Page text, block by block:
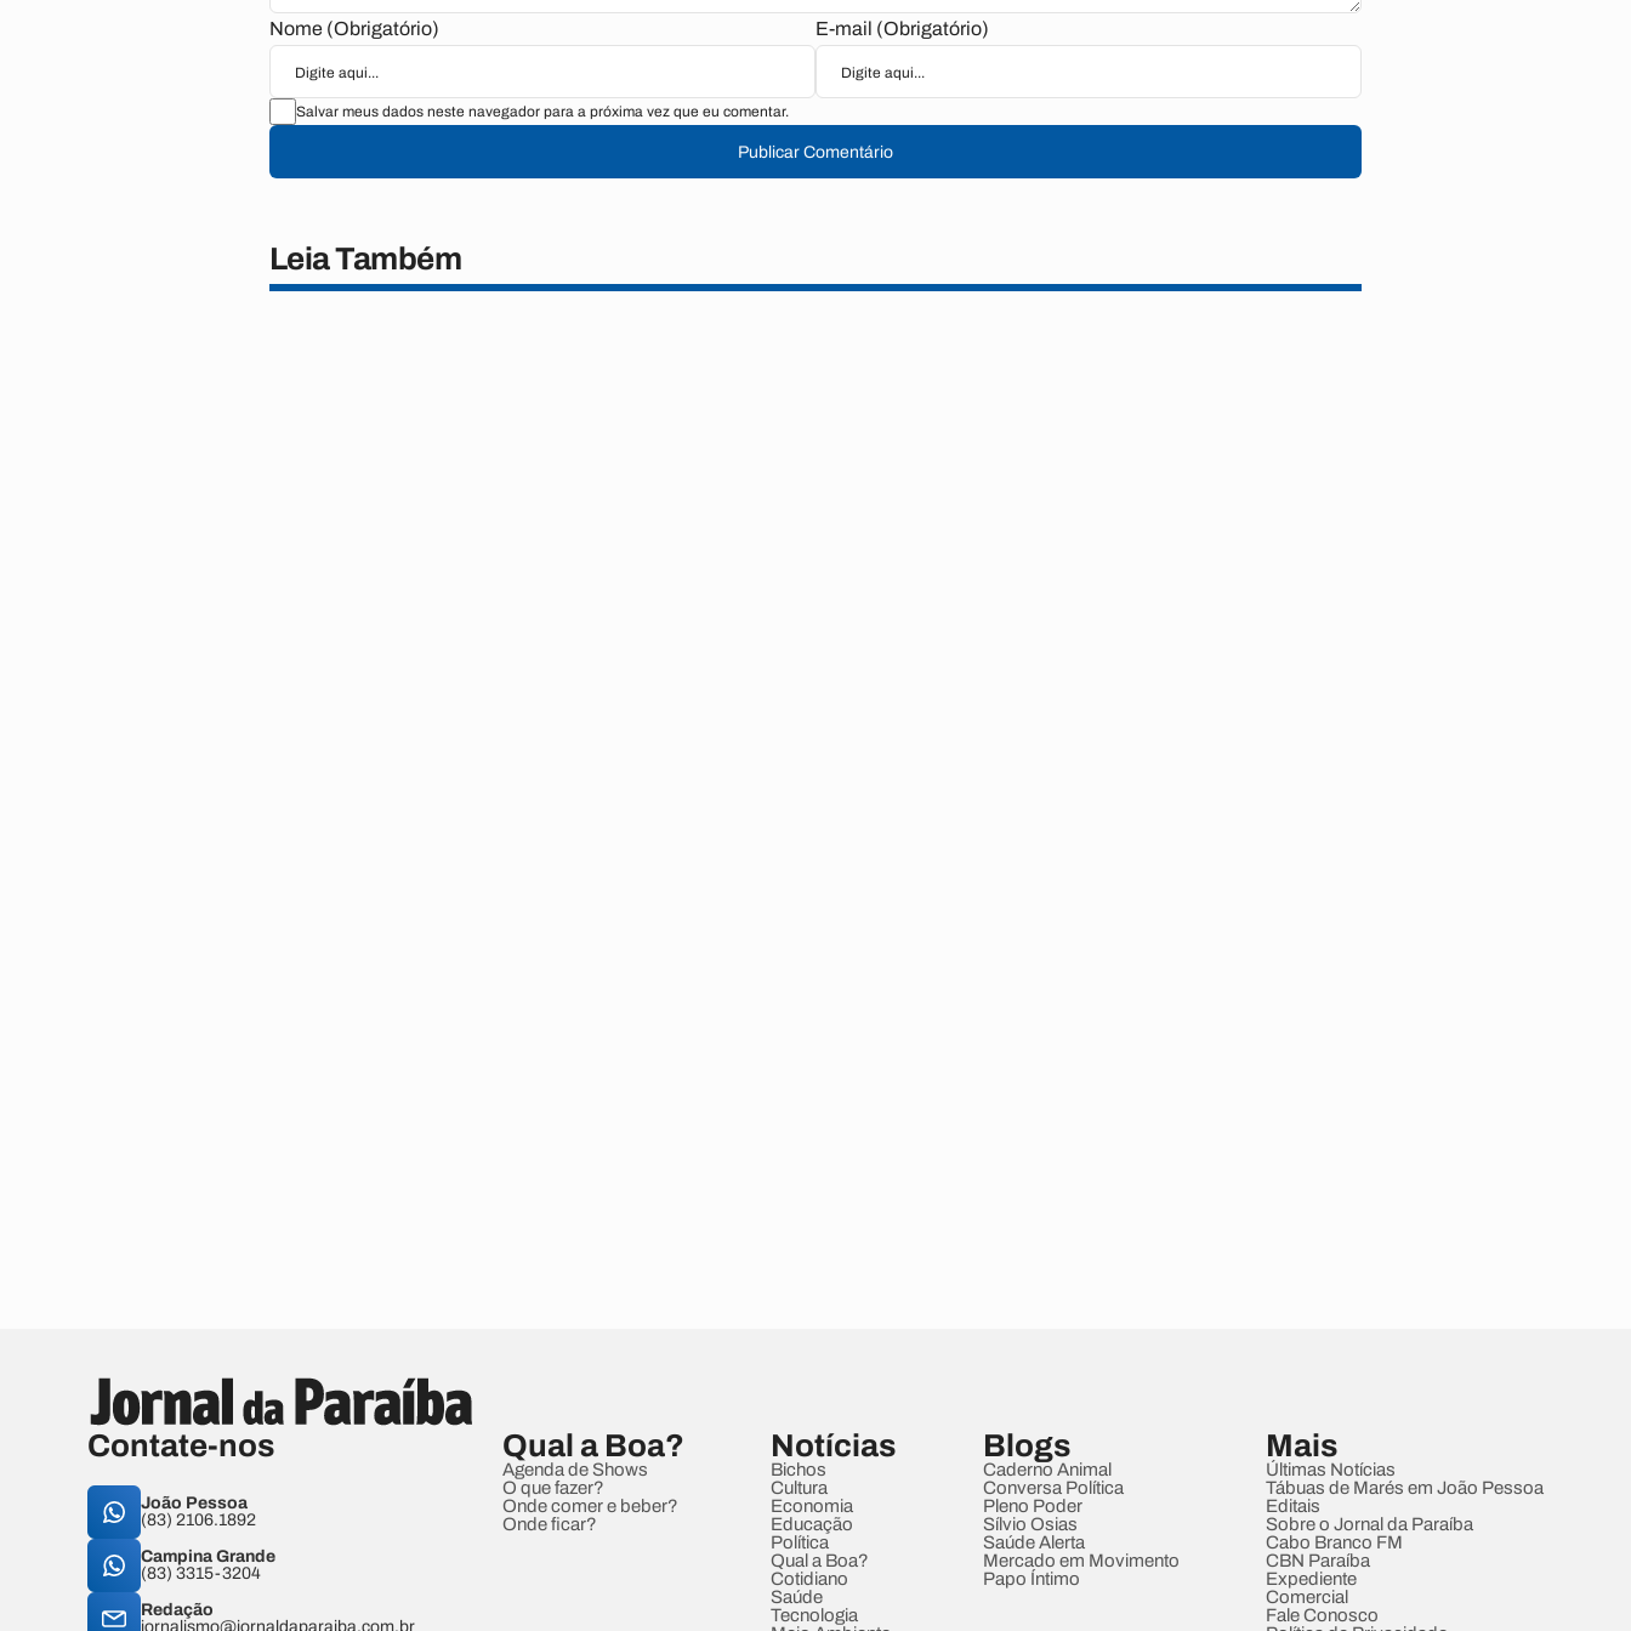
Nome (Obrigatório) E-mail (Obrigatório)
Salvar meus dados neste navegador para a próxima vez que eu comentar.
Publicar Comentário
Leia Também
Contate-nos
João Pessoa
(83) 2106.1892
Campina Grande
(83) 3315-3204
Redação
jornalismo@jornaldaparaiba.com.br
Qual a Boa?
Agenda de Shows
O que fazer?
Onde comer e beber?
Onde ficar?
Notícias
Bichos
Cultura
Economia
Educação
Política
Qual a Boa?
Cotidiano
Saúde
Tecnologia
Blogs
Caderno Animal
Conversa Política
Pleno Poder
Sílvio Osias
Saúde Alerta
Mercado em Movimento
Papo Íntimo
Mais
Últimas Notícias
Tábuas de Marés em João Pessoa
Editais
Sobre o Jornal da Paraíba
Cabo Branco FM
CBN Paraíba
Expediente
Comercial
Fale Conosco